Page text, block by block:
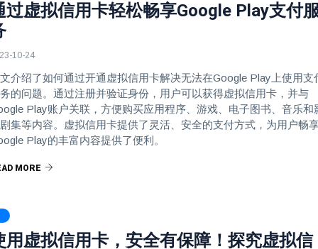
过虚拟信用卡轻松畅享Google Play支付
10-24
介绍了如何通过开通虚拟信用卡解决无法在Google Play上使用支
的问题。通过注册并验证身份，用户可以获得虚拟信用卡，并与
Play账户关联，方便购买应用程序、游戏、电子图书、音乐和
集等内容。虚拟信用卡提供了灵活、安全的支付方式，为用户畅
Play的丰富内容提供了便利。
MORE
用虚拟信用卡，安全有保障！探究虚拟信